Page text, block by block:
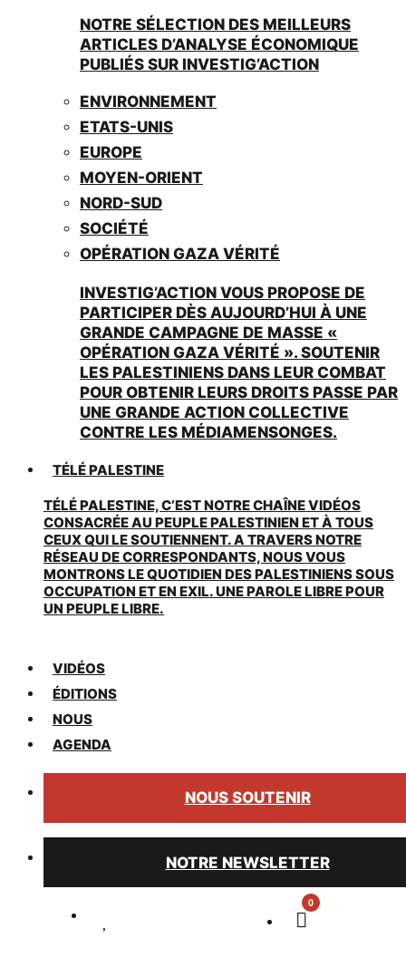
NOTRE SÉLECTION DES MEILLEURS
ARTICLES D’ANALYSE ÉCONOMIQUE
PUBLIÉS SUR INVESTIG’ACTION
ENVIRONNEMENT
ETATS-UNIS
EUROPE
MOYEN-ORIENT
NORD-SUD
SOCIÉTÉ
OPÉRATION GAZA VÉRITÉ
INVESTIG’ACTION VOUS PROPOSE DE
PARTICIPER DÈS AUJOURD’HUI À UNE
GRANDE CAMPAGNE DE MASSE «
OPÉRATION GAZA VÉRITÉ ». SOUTENIR
LES PALESTINIENS DANS LEUR COMBAT
POUR OBTENIR LEURS DROITS PASSE PAR
UNE GRANDE ACTION COLLECTIVE
CONTRE LES MÉDIAMENSONGES.
TÉLÉ PALESTINE
TÉLÉ PALESTINE, C’EST NOTRE CHAÎNE VIDÉOS
CONSACRÉE AU PEUPLE PALESTINIEN ET À TOUS
CEUX QUI LE SOUTIENNENT. A TRAVERS NOTRE
RÉSEAU DE CORRESPONDANTS, NOUS VOUS
MONTRONS LE QUOTIDIEN DES PALESTINIENS SOUS
OCCUPATION ET EN EXIL. UNE PAROLE LIBRE POUR
UN PEUPLE LIBRE.
VIDÉOS
ÉDITIONS
NOUS
AGENDA
NOUS SOUTENIR
NOTRE NEWSLETTER
0